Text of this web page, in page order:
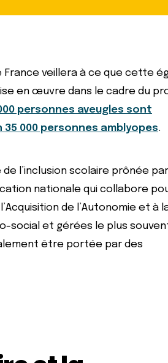
France veillera à ce que cette
en œuvre dans le cadre du
personnes aveugles sont
000 personnes amblyopes.
l’inclusion scolaire prônée par
nationale qui collabore
de l’Autonomie et à
social et gérées le plus
être portée par des